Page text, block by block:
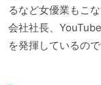
るなど女優業もこな
会社社長、
を発揮しているので